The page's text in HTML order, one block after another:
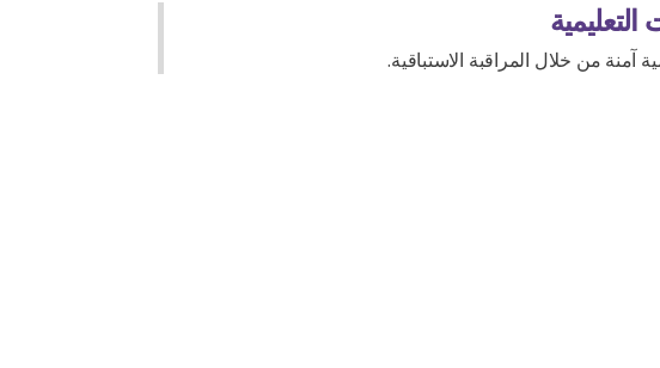
آمنة من خلال المراقبة الاستباقية.